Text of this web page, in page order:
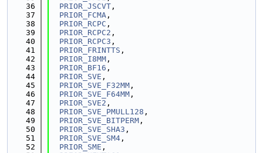
   36
PRIOR_JSCVT ,
   37
PRIOR_FCMA ,
   38
PRIOR_RCPC ,
   39
PRIOR_RCPC2 ,
   40
PRIOR_RCPC3 ,
   41
PRIOR_FRINTTS ,
   42
PRIOR_I8MM ,
   43
PRIOR_BF16 ,
   44
PRIOR_SVE ,
   45
PRIOR_SVE_F32MM ,
   46
PRIOR_SVE_F64MM ,
   47
PRIOR_SVE2 ,
   48
PRIOR_SVE_PMULL128 ,
   49
PRIOR_SVE_BITPERM ,
   50
PRIOR_SVE_SHA3 ,
   51
PRIOR_SVE_SM4 ,
   52
PRIOR_SME ,